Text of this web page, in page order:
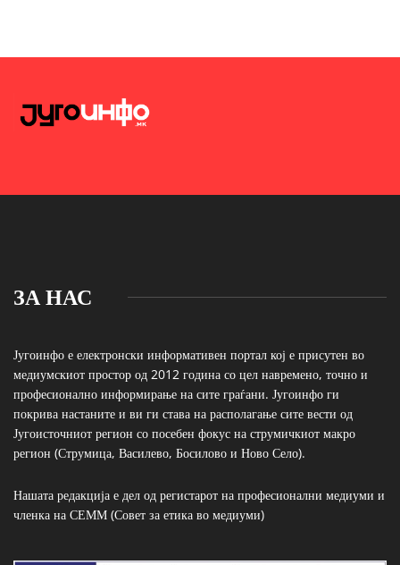
ЗА НАС
Југоинфо е електронски информативен портал кој е присутен во
медиумскиот простор од 2012 година со цел навремено, точно и
професионално информирање на сите граѓани. Југоинфо ги
покрива настаните и ви ги става на располагање сите вести од
Југоисточниот регион со посебен фокус на струмичкиот макро
регион (Струмица, Василево, Босилово и Ново Село).
Нашата редакција е дел од регистарот на професионални медиуми и
членка на СЕММ (Совет за етика во медиуми)